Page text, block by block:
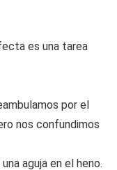
es una tarea
por el
nos confundimos
aguja en el heno.